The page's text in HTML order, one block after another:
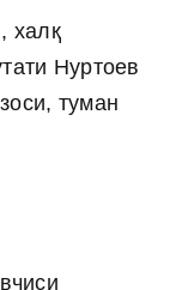
халқ
Нуртоев
туман